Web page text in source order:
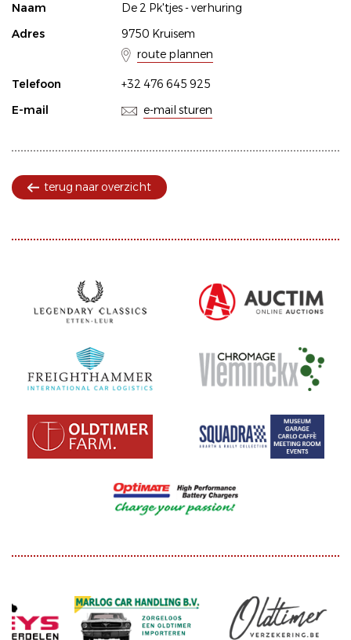
Naam
De 2 Pk'tjes - verhuring
Adres
9750 Kruisem
route plannen
Telefoon
+32 476 645 925
E-mail
e-mail sturen
terug naar overzicht